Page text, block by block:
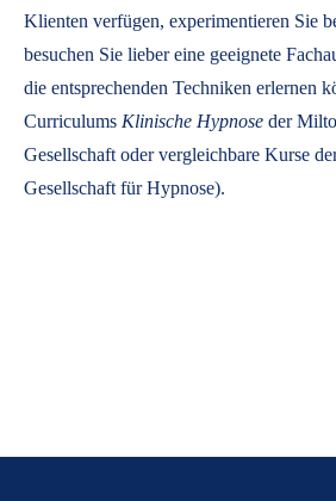
Klienten verfügen, experimentieren Sie
besuchen Sie lieber eine geeignete
die entsprechenden Techniken erlernen
Curriculums Klinische Hypnose der
Gesellschaft oder vergleichbare Kurse
Gesellschaft für Hypnose).